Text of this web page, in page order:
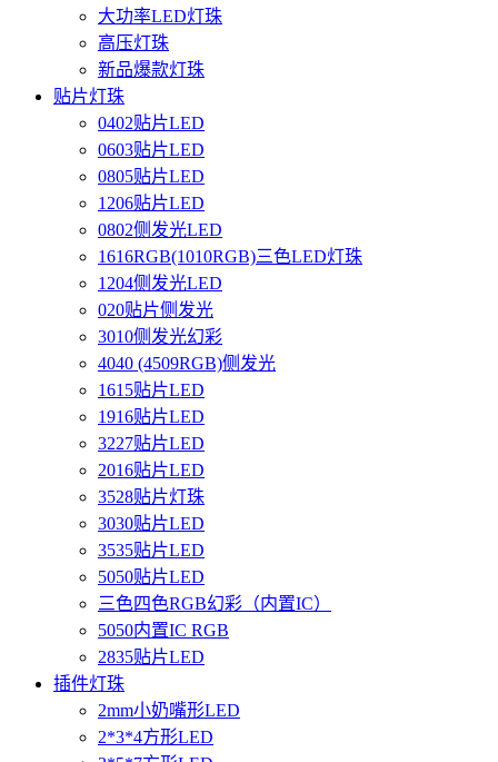
大功率LED灯珠
高压灯珠
新品爆款灯珠
贴片灯珠
0402贴片LED
0603贴片LED
0805贴片LED
1206贴片LED
0802侧发光LED
1616RGB(1010RGB)三色LED灯珠
1204侧发光LED
020贴片侧发光
3010侧发光幻彩
4040 (4509RGB)侧发光
1615贴片LED
1916贴片LED
3227贴片LED
2016贴片LED
3528贴片灯珠
3030贴片LED
3535贴片LED
5050贴片LED
三色四色RGB幻彩（内置IC）
5050内置IC RGB
2835贴片LED
插件灯珠
2mm小奶嘴形LED
2*3*4方形LED